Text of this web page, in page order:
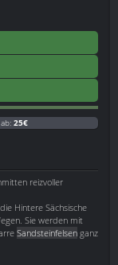
25€
reizvoller
Hintere Sächsische
Sie werden mit
Sandsteinfelsen ganz